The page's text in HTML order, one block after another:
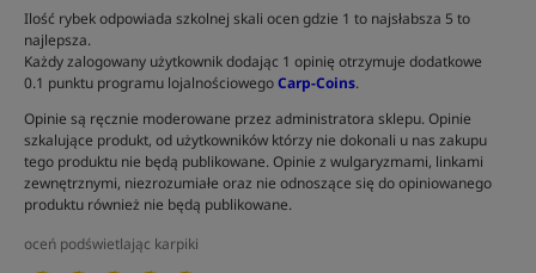
Ilość rybek odpowiada szkolnej skali ocen gdzie 1 to najsłabsza 5 to
najlepsza.
Każdy zalogowany użytkownik dodając 1 opinię otrzymuje dodatkowe
0.1 punktu programu lojalnościowegoCarp-Coins.
Opinie są ręcznie moderowane przez administratora sklepu. Opinie
szkalujące produkt, od użytkowników którzy nie dokonali u nas zakupu
tego produktu nie będą publikowane. Opinie z wulgaryzmami, linkami
zewnętrznymi, niezrozumiałe oraz nie odnoszące się do opiniowanego
produktu również nie będą publikowane.
oceń podświetlając karpiki